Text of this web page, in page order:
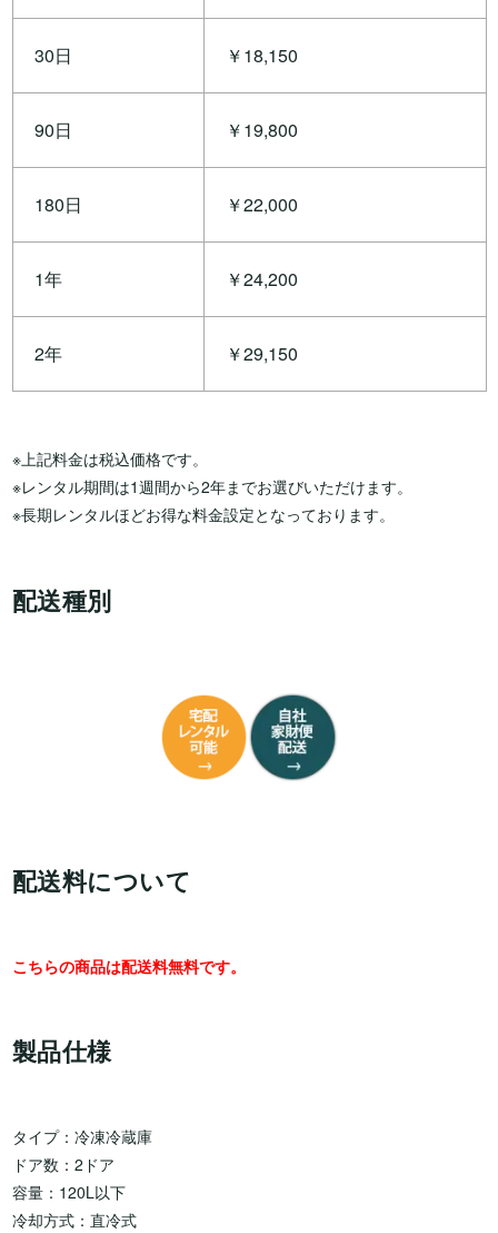
30日 ￥18,150
90日 ￥19,800
180日 ￥22,000
1年 ￥24,200
2年 ￥29,150
※上記料金は税込価格です。
※レンタル期間は1週間から2年までお選びいただけます。
※長期レンタルほどお得な料金設定となっております。
配送種別
配送料について
こちらの商品は配送料無料です。
製品仕様
タイプ：冷凍冷蔵庫
ドア数：2ドア
容量：120L以下
冷却方式：直冷式